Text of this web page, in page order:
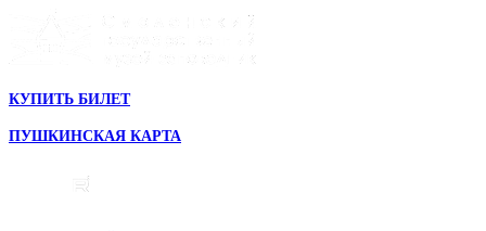
КУПИТЬ БИЛЕТ
ПУШКИНСКАЯ КАРТА